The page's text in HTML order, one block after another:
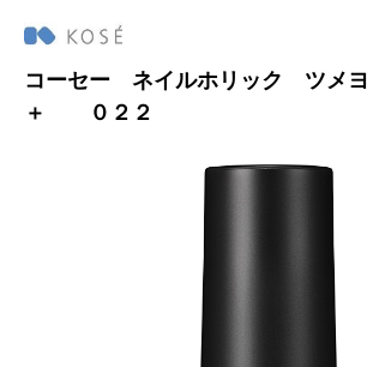
コーセー ネイルホリック ツメ
＋ ０２２